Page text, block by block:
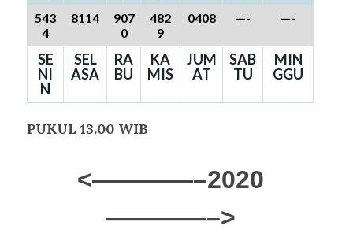
543
4
8114
907
0
482
9
0408 —- —-
SE
NI
N
SEL
ASA
RA
BU
KA
MIS
JUM
AT
SAB
TU
MIN
GGU
PUKUL 13.00 WIB
<————–2020
————–>